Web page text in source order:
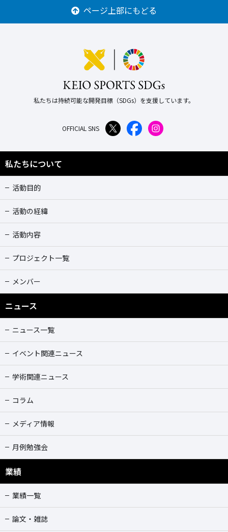
ページ上部にもどる
私たちは持続可能な開発目標（SDGs）を支援しています。
OFFICIAL SNS
私たちについて
活動目的
活動の経緯
活動内容
プロジェクト一覧
メンバー
ニュース
ニュース一覧
イベント関連ニュース
学術関連ニュース
コラム
メディア情報
月例勉強会
業績
業績一覧
論文・雑誌